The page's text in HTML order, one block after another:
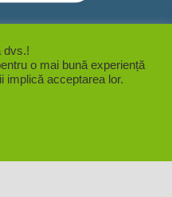
dvs.!
o mai bună experiență
implică acceptarea lor.